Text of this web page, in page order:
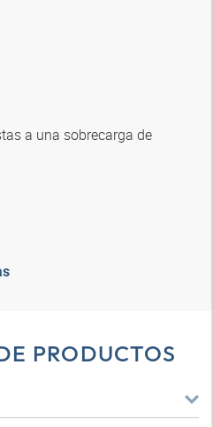
a una sobrecarga de
PRODUCTOS